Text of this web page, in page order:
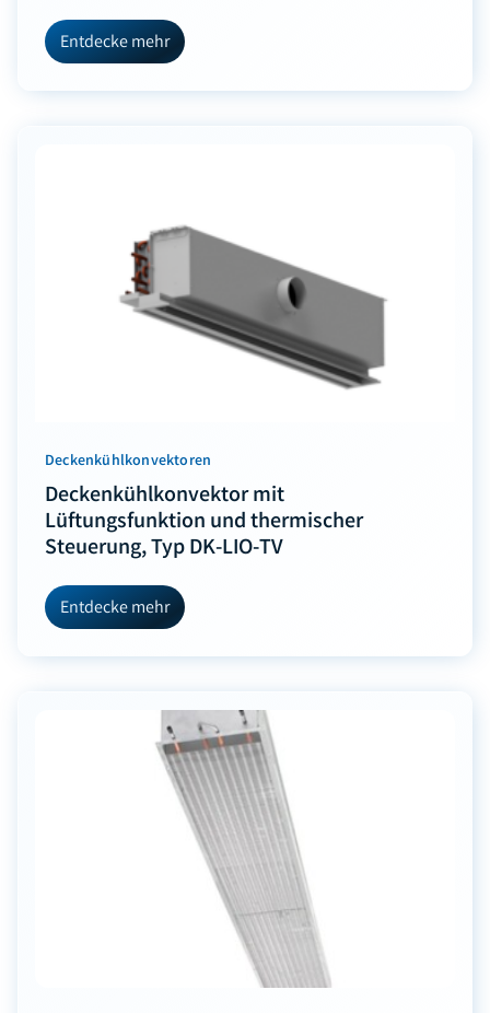
Entdecke mehr
Deckenkühlkonvektoren
Deckenkühlkonvektor mit
Lüftungsfunktion und thermischer
Steuerung, Typ DK-LIO-TV
Entdecke mehr